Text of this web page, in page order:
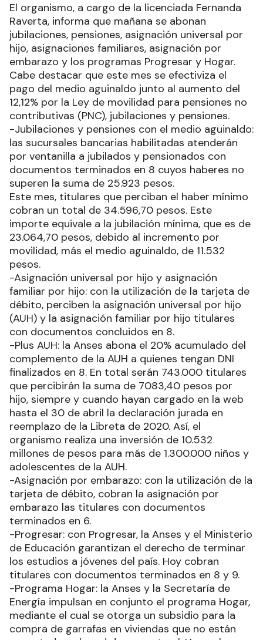
El organismo, a cargo de la licenciada Fernanda
Raverta, informa que mañana se abonan
jubilaciones, pensiones, asignación universal por
hijo, asignaciones familiares, asignación por
embarazo y los programas Progresar y Hogar.
Cabe destacar que este mes se efectiviza el
pago del medio aguinaldo junto al aumento del
12,12% por la Ley de movilidad para pensiones no
contributivas (PNC), jubilaciones y pensiones.
-Jubilaciones y pensiones con el medio aguinaldo:
las sucursales bancarias habilitadas atenderán
por ventanilla a jubilados y pensionados con
documentos terminados en 8 cuyos haberes no
superen la suma de 25.923 pesos.
Este mes, titulares que perciban el haber mínimo
cobran un total de 34.596,70 pesos. Este
importe equivale a la jubilación mínima, que es de
23.064,70 pesos, debido al incremento por
movilidad, más el medio aguinaldo, de 11.532
pesos.
-Asignación universal por hijo y asignación
familiar por hijo: con la utilización de la tarjeta de
débito, perciben la asignación universal por hijo
(AUH) y la asignación familiar por hijo titulares
con documentos concluidos en 8.
-Plus AUH: la Anses abona el 20% acumulado del
complemento de la AUH a quienes tengan DNI
finalizados en 8. En total serán 743.000 titulares
que percibirán la suma de 7083,40 pesos por
hijo, siempre y cuando hayan cargado en la web
hasta el 30 de abril la declaración jurada en
reemplazo de la Libreta de 2020. Así, el
organismo realiza una inversión de 10.532
millones de pesos para más de 1.300.000 niños y
adolescentes de la AUH.
-Asignación por embarazo: con la utilización de la
tarjeta de débito, cobran la asignación por
embarazo las titulares con documentos
terminados en 6.
-Progresar: con Progresar, la Anses y el Ministerio
de Educación garantizan el derecho de terminar
los estudios a jóvenes del país. Hoy cobran
titulares con documentos terminados en 8 y 9.
-Programa Hogar: la Anses y la Secretaría de
Energía impulsan en conjunto el programa Hogar,
mediante el cual se otorga un subsidio para la
compra de garrafas en viviendas que no están